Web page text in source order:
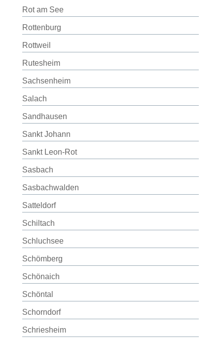
Rot am See
Rottenburg
Rottweil
Rutesheim
Sachsenheim
Salach
Sandhausen
Sankt Johann
Sankt Leon-Rot
Sasbach
Sasbachwalden
Satteldorf
Schiltach
Schluchsee
Schömberg
Schönaich
Schöntal
Schorndorf
Schriesheim